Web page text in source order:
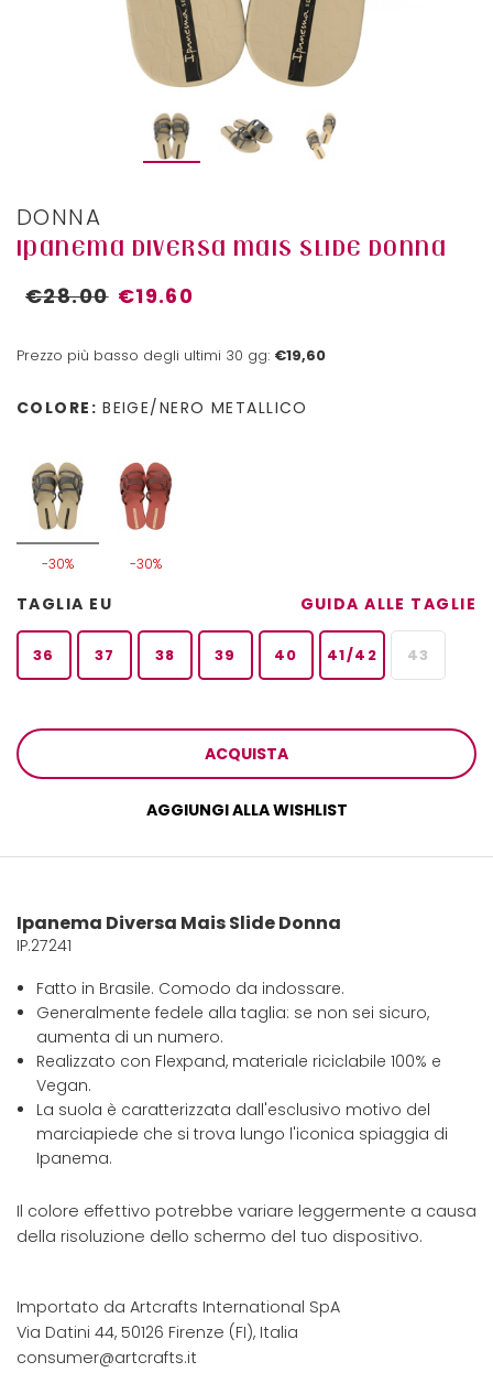
DONNA
IPANEMA DIVERSA MAIS SLIDE DONNA
€28.00 €19.60
Prezzo più basso degli ultimi 30 gg: €19,60
COLORE: BEIGE/NERO METALLICO
-30% -30%
TAGLIA EU GUIDA ALLE TAGLIE
36 37 38 39 40 41/42 43
ACQUISTA
AGGIUNGI ALLA WISHLIST
Ipanema Diversa Mais Slide Donna
IP.27241
Fatto in Brasile. Comodo da indossare.
Generalmente fedele alla taglia: se non sei sicuro,
aumenta di un numero.
Realizzato con Flexpand, materiale riciclabile 100% e
Vegan.
La suola è caratterizzata dall'esclusivo motivo del
marciapiede che si trova lungo l'iconica spiaggia di
Ipanema.
Il colore effettivo potrebbe variare leggermente a causa
della risoluzione dello schermo del tuo dispositivo.
Importato da Artcrafts International SpA
Via Datini 44, 50126 Firenze (FI), Italia
consumer@artcrafts.it